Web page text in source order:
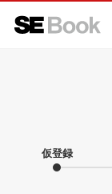
仮登録